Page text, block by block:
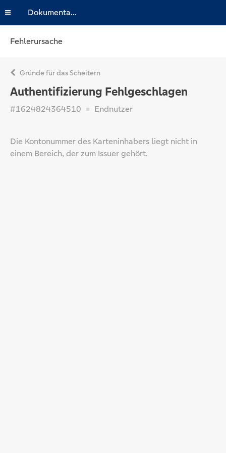
Dokumentation
Fehlerursache
Gründe für das Scheitern
Authentifizierung Fehlgeschlagen
#1624824364510 Endnutzer
Die Kontonummer des Karteninhabers liegt nicht in
einem Bereich, der zum Issuer gehört.